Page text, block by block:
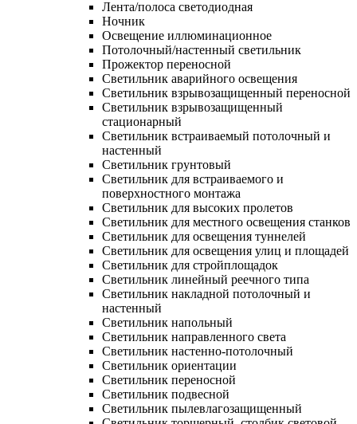
Лента/полоса светодиодная
Ночник
Освещение иллюминационное
Потолочный/настенный светильник
Прожектор переносной
Светильник аварийного освещения
Светильник взрывозащищенный переносной
Светильник взрывозащищенный
стационарный
Светильник встраиваемый потолочный и
настенный
Светильник грунтовый
Светильник для встраиваемого и
поверхностного монтажа
Светильник для высоких пролетов
Светильник для местного освещения станков
Светильник для освещения туннелей
Светильник для освещения улиц и площадей
Светильник для стройплощадок
Светильник линейный реечного типа
Светильник накладной потолочный и
настенный
Светильник напольный
Светильник направленного света
Светильник настенно-потолочный
Светильник ориентации
Светильник переносной
Светильник подвесной
Светильник пылевлагозащищенный